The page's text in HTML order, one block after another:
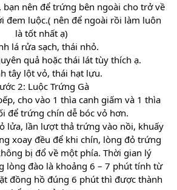
nên để trứng bên ngoài cho trở về
đem luộc.( nên để ngoài rồi làm luôn
là tốt nhất ạ)
lá rửa sạch, thái nhỏ.
quả hoặc thái lát tùy thích ạ.
tây lột vỏ, thái hạt lựu.
2: Luộc Trứng Gà
cho vào 1 thìa canh giấm và 1 thìa
để trứng chín dễ bóc vỏ hơn.
lửa, lần lượt thả trứng vào nồi, khuấy
xoay đều để khi chín, lòng đỏ trứng
bị đổ về một phía. Thời gian lý
lòng đào là khoảng 6 – 7 phút tính từ
đồng hồ đúng 6 phút thì được thành